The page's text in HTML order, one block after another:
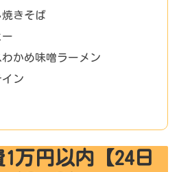
きそば
かめ味噌ラーメン
ン
万円以内【24日